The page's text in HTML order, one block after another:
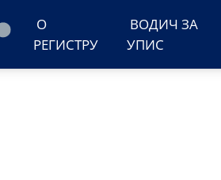
О
РЕГИСТРУ
ВОДИЧ ЗА
УПИС